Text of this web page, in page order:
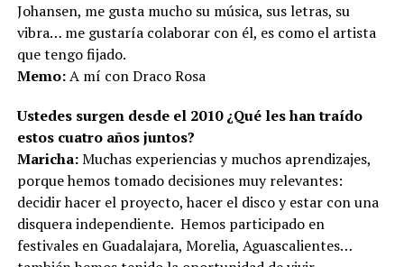
Johansen, me gusta mucho su música, sus letras, su
vibra… me gustaría colaborar con él, es como el artista
que tengo fijado.
Memo:A mí con Draco Rosa
Ustedes surgen desde el 2010 ¿Qué les han traído
estos cuatro años juntos?
Maricha:Muchas experiencias y muchos aprendizajes,
porque hemos tomado decisiones muy relevantes:
decidir hacer el proyecto, hacer el disco y estar con una
disquera independiente. Hemos participado en
festivales en Guadalajara, Morelia, Aguascalientes…